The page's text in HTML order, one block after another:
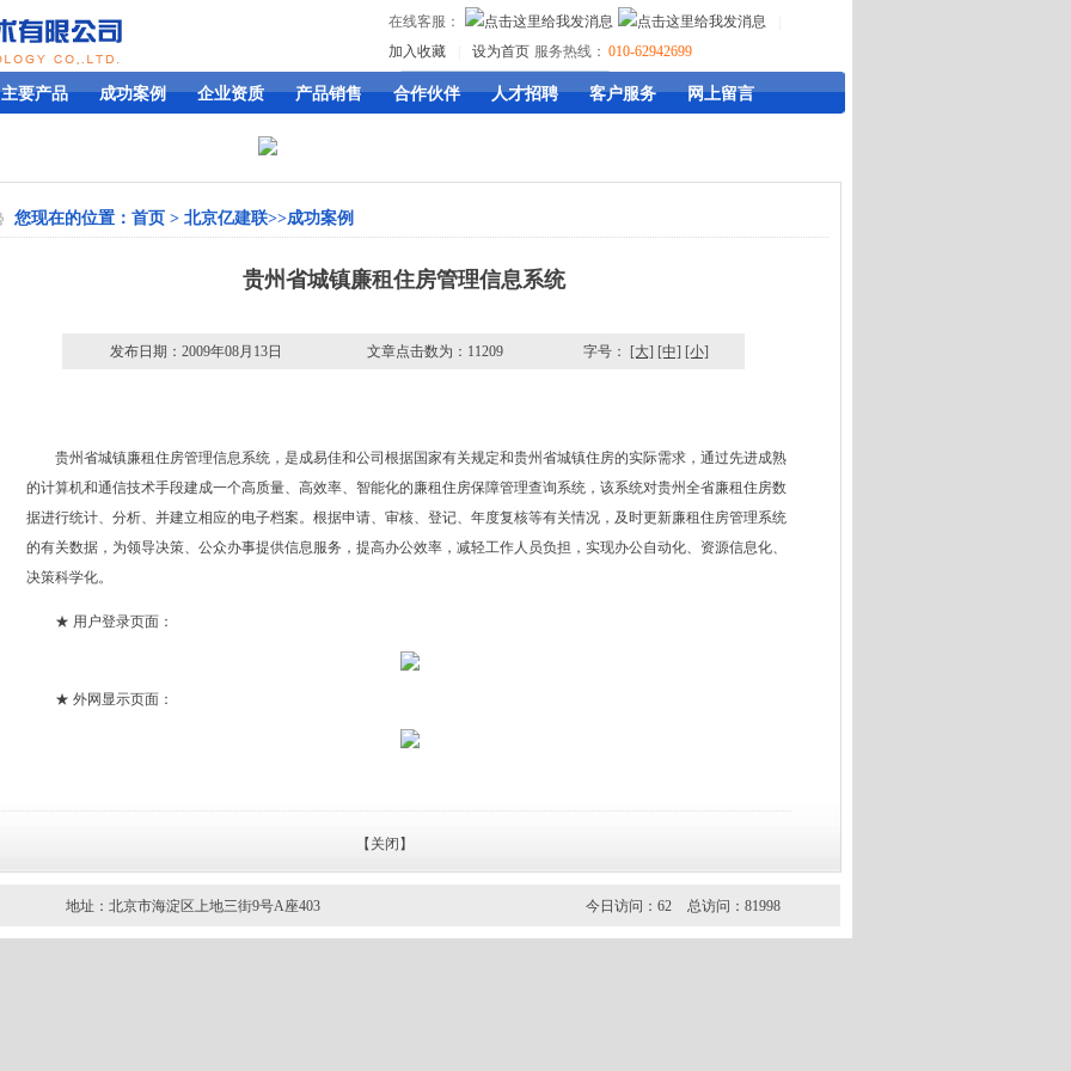
在线客服：
加入收藏
设为首页 服务热线： 010-62942699
主要产品 成功案例 企业资质 产品销售 合作伙伴 人才招聘 客户服务 网上留言
您现在的位置： 首页 > 北京亿建联>>成功案例
贵州省城镇廉租住房管理信息系统
发布日期：2009年08月13日 文章点击数为：11209 字号： [大] [中] [小]
贵州省城镇廉租住房管理信息系统，是成易佳和公司根据国家有关规定和贵州省城镇住房的实际需求，通过先进成熟
的计算机和通信技术手段建成一个高质量、高效率、智能化的廉租住房保障管理查询系统，该系统对贵州全省廉租住房数
据进行统计、分析、并建立相应的电子档案。根据申请、审核、登记、年度复核等有关情况，及时更新廉租住房管理系统
的有关数据，为领导决策、公众办事提供信息服务，提高办公效率，减轻工作人员负担，实现办公自动化、资源信息化、
决策科学化。
★ 用户登录页面：
★ 外网显示页面：
【关闭】
地址：北京市海淀区上地三街9号A座403 今日访问：62 总访问：81998